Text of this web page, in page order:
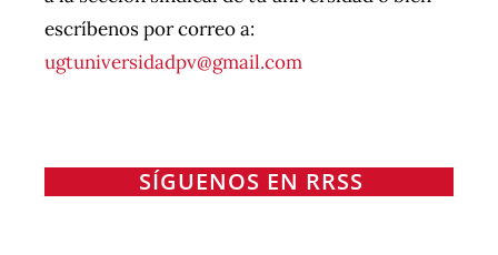
escríbenos por correo a:
ugtuniversidadpv@gmail.com
SÍGUENOS EN RRSS